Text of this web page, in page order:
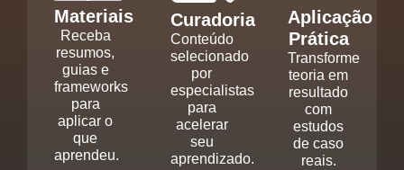
Materiais
Receba
resumos,
guias e
frameworks
para
aplicar o
que
aprendeu.
Curadoria
Conteúdo
selecionado
por
especialistas
para
acelerar
seu
aprendizado.
Aplicação
Prática
Transforme
teoria em
resultado
com
estudos
de caso
reais.